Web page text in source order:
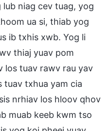
niag cev tuag, yog
ua si, thiab yog
ib txhis xwb. Yog li
thiaj yuav pom
los tuav rawv rau yav
tuav txhua yam cia
nrhiav los hloov qhov
muab keeb kwm tso